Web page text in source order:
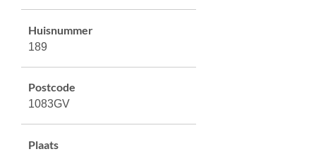
Huisnummer
189
Postcode
1083GV
Plaats